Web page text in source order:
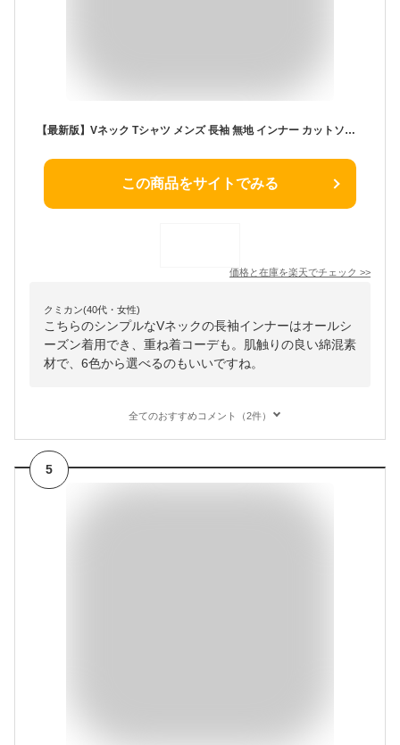
【最新版】Vネック Tシャツ メンズ 長袖 無地 インナー カットソー 長袖Tシャツ インナーシャツ 下着 無地Tシャツ ロンT メンズTシャツ 白Tシャツ 黒Tシャツ ロンティー 重ね着 ロングスリーブTシャツ 綿混 白 黒 春 夏 秋 冬 シンプル オールシーズン メール便 送料無料
この商品をサイトでみる
価格と在庫を楽天でチェック >>
クミカン(40代・女性)
こちらのシンプルなVネックの長袖インナーはオールシ
ーズン着用でき、重ね着コーデも。肌触りの良い綿混素
材で、6色から選べるのもいいですね。
全てのおすすめコメント（2件）
5